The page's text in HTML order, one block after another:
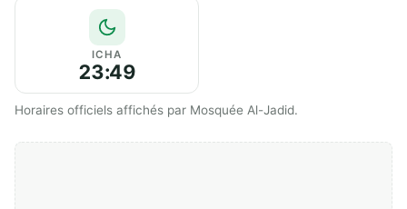
ICHA
23:49
Horaires officiels affichés par Mosquée Al-Jadid.